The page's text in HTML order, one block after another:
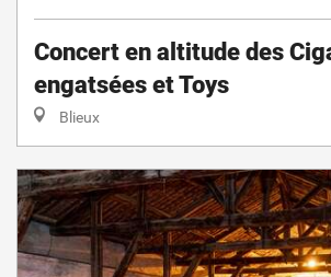
Concert en altitude des
engatsées et Toys
Blieux